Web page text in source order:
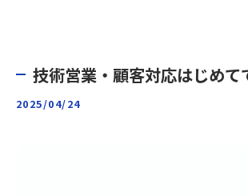
技術営業・顧客対応はじめて
2025/04/24